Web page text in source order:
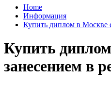
Home
Информация
Купить диплом в Москве
Купить
занесением в